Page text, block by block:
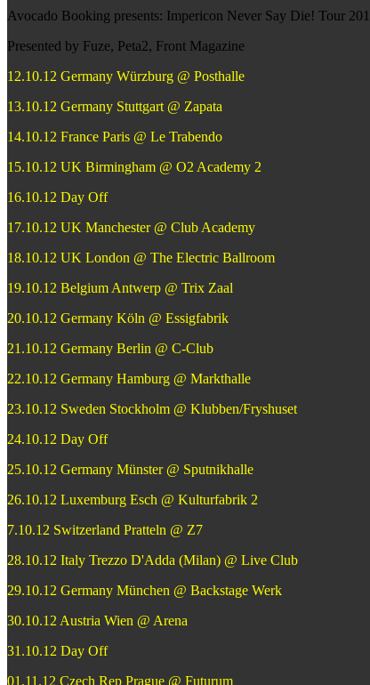
Avocado Booking presents: Impericon Never Say Die! Tour
Presented by Fuze, Peta2, Front Magazine
12.10.12 Germany Würzburg @ Posthalle
13.10.12 Germany Stuttgart @ Zapata
14.10.12 France Paris @ Le Trabendo
15.10.12 UK Birmingham @ O2 Academy 2
16.10.12 Day Off
17.10.12 UK Manchester @ Club Academy
18.10.12 UK London @ The Electric Ballroom
19.10.12 Belgium Antwerp @ Trix Zaal
20.10.12 Germany Köln @ Essigfabrik
21.10.12 Germany Berlin @ C-Club
22.10.12 Germany Hamburg @ Markthalle
23.10.12 Sweden Stockholm @ Klubben/Fryshuset
24.10.12 Day Off
25.10.12 Germany Münster @ Sputnikhalle
26.10.12 Luxemburg Esch @ Kulturfabrik 2
7.10.12 Switzerland Pratteln @ Z7
28.10.12 Italy Trezzo D'Adda (Milan) @ Live Club
29.10.12 Germany München @ Backstage Werk
30.10.12 Austria Wien @ Arena
31.10.12 Day Off
01.11.12 Czech Rep Prague @ Futurum